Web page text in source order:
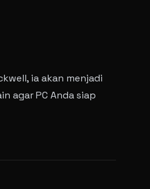
ia akan menjadi
agar PC Anda siap